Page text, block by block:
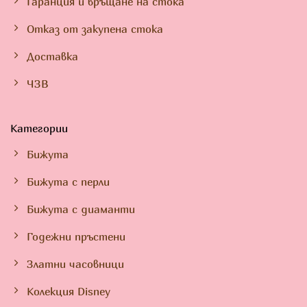
Отказ от закупена стока
Доставка
ЧЗВ
Категории
Бижута
Бижута с перли
Бижута с диаманти
Годежни пръстени
Златни часовници
Колекция Disney